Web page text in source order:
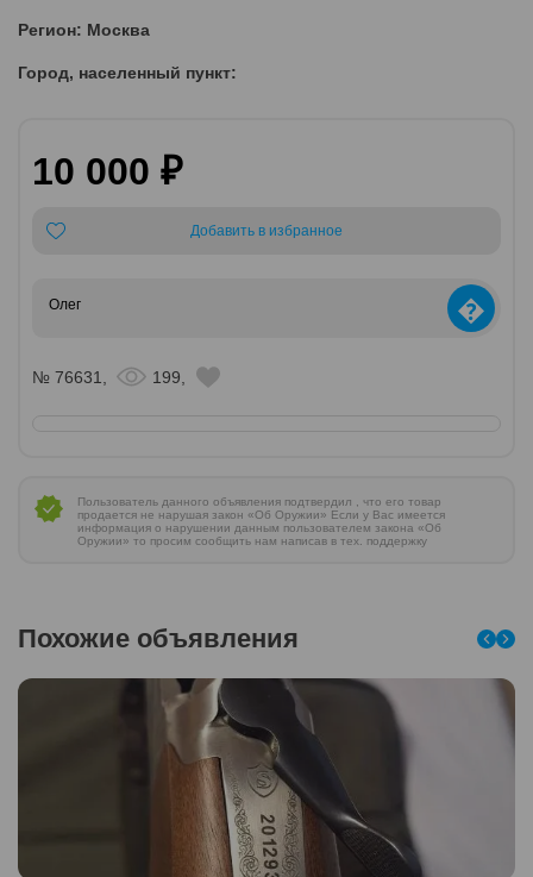
Регион: Москва
Город, населенный пункт:
10 000 ₽
Добавить в избранное
Олег �
№ 76631, 199,
Пользователь данного объявления подтвердил , что его товар
продается не нарушая закон «Об Оружии» Если у Вас имеется
информация о нарушении данным пользователем закона «Об
Оружии» то просим сообщить нам написав в тех. поддержку
Похожие объявления